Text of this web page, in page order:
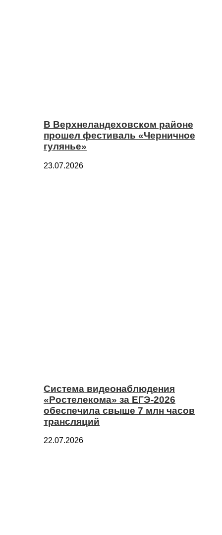
В Верхнеландеховском районе
прошел фестиваль «Черничное
гулянье»
23.07.2026
Система видеонаблюдения
«Ростелекома» за ЕГЭ-2026
обеспечила свыше 7 млн часов
трансляций
22.07.2026